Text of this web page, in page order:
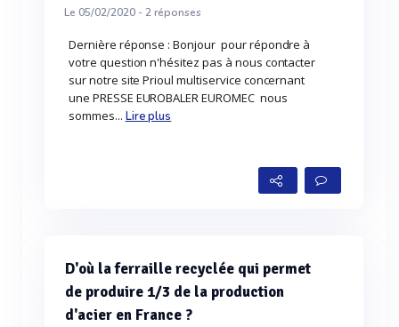
Le 05/02/2020 -2réponses
Dernière réponse : Bonjour pour répondre à
votre question n'hésitez pas à nous contacter
sur notre site Prioul multiservice concernant
une PRESSE EUROBALER EUROMEC nous
sommes... Lire plus
D'où la ferraille recyclée qui permet
de produire 1/3 de la production
d'acier en France ?